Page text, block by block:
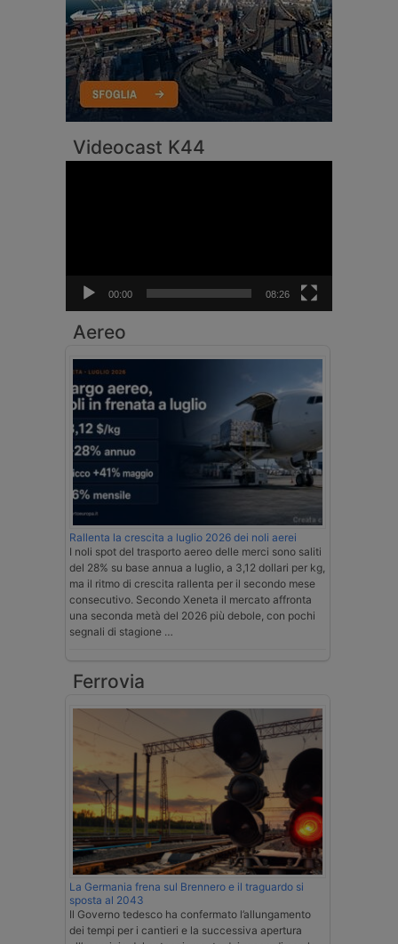
Videocast K44
00:00 08:26
Aereo
Rallenta la crescita a luglio 2026 dei noli aerei
I noli spot del trasporto aereo delle merci sono saliti
del 28% su base annua a luglio, a 3,12 dollari per kg,
ma il ritmo di crescita rallenta per il secondo mese
consecutivo. Secondo Xeneta il mercato affronta
una seconda metà del 2026 più debole, con pochi
segnali di stagione …
Ferrovia
La Germania frena sul Brennero e il traguardo si
sposta al 2043
Il Governo tedesco ha confermato l’allungamento
dei tempi per i cantieri e la successiva apertura